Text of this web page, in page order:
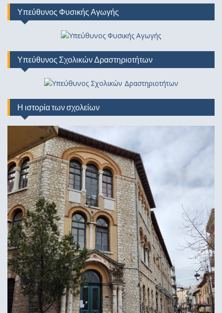
Υπεύθυνος Φυσικής Αγωγής
Υπεύθυνος Σχολικών Δραστηριοτήτων
Η ιστορία των σχολείων